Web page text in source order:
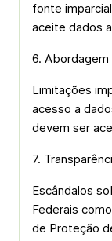
fonte
aceite dados
6. Abordagem
Limitações
acesso a
devem ser
7.
Escândalos
Federais
de Proteção